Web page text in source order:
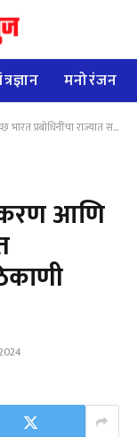
मनोरंजन
राज्यात सहा ठिकाणी शुभारंभ
आणि